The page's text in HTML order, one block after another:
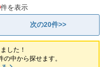
件を表示
次の20件>>
した！
の中から探せます。